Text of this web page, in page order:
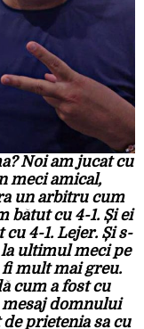
Noi am jucat cu
meci amical,
un arbitru cum
bătut cu 4-1. Și ei
4-1. Lejer. Și s-
ultimul meci pe
fi mult mai greu.
cum a fost cu
domnului
prietenia sa cu